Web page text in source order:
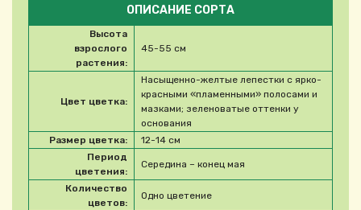
ОПИСАНИЕ СОРТА
Высота
взрослого
растения:
45-55 см
Цвет цветка:
Насыщенно-желтые лепестки с ярко-
красными «пламенными» полосами и
мазками; зеленоватые оттенки у
основания
Размер цветка:
12-14 см
Период
цветения:
Середина – конец мая
Количество
цветов:
Одно цветение